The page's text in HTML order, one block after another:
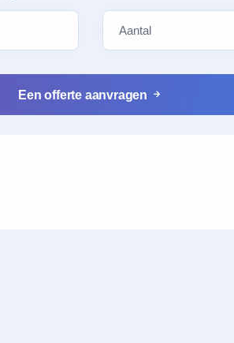
Een offerte aanvragen